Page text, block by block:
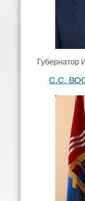
Губернатор
С.С.